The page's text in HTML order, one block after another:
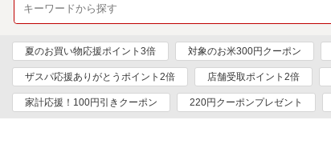
夏のお買い物応援ポイント3倍 対象のお米300円クーポン
ザスパ応援ありがとうポイント2倍 店舗受取ポイント2倍
家計応援！100円引きクーポン 220円クーポンプレゼント